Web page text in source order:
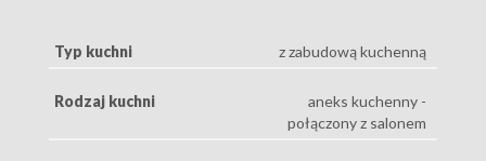
Typ kuchni z zabudową kuchenną
Rodzaj kuchni
aneks kuchenny -
połączony z salonem